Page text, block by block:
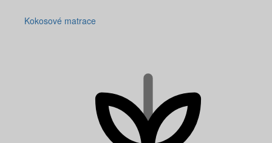
Kokosové matrace